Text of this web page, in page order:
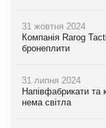
31 жовтня 2024
Компанія Rarog
бронеплити
31 липня 2024
Напівфабрикати та
нема світла